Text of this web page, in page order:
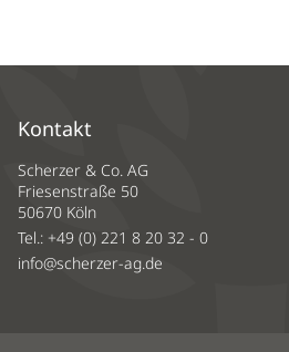
Kontakt
Scherzer & Co. AG
Friesenstraße 50
50670 Köln
Tel.: +49 (0) 221 8 20 32 - 0
info@scherzer-ag.de